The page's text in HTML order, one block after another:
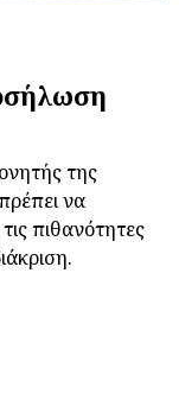
της
να
πιθανότητες